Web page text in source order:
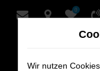
Zum
0
Wir nutzen